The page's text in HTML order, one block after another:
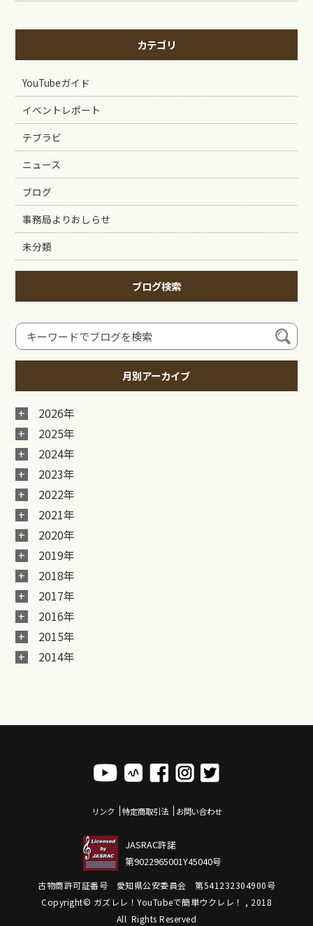
カテゴリ
YouTubeガイド
イベントレポート
テブラビ
ニュース
ブログ
事務局よりおしらせ
未分類
ブログ検索
月別アーカイブ
2026年
2025年
2024年
2023年
2022年
2021年
2020年
2019年
2018年
2017年
2016年
2015年
2014年
リンク 特定商取引法 お問い合わせ
JASRAC許諾
第9022965001Y45040号
古物商許可証番号 愛知県公安委員会 第541232304900号
Copyright© ガズレレ！YouTubeで簡単ウクレレ！ , 2018
All Rights Reserved